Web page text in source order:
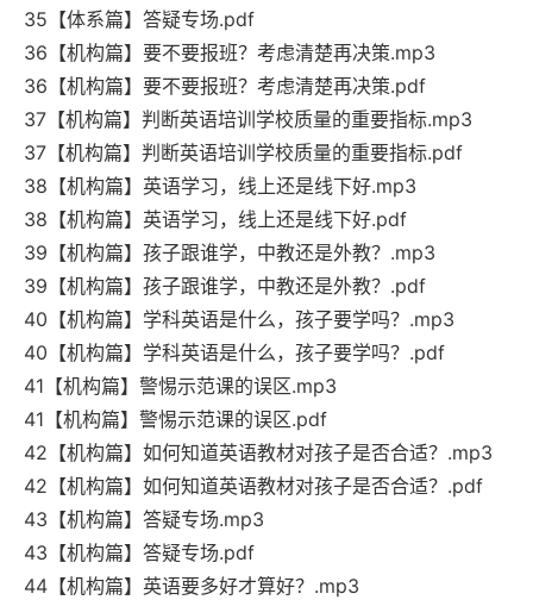
35【体系篇】答疑专场.pdf
36【机构篇】要不要报班？考虑清楚再决策.mp3
36【机构篇】要不要报班？考虑清楚再决策.pdf
37【机构篇】判断英语培训学校质量的重要指标.mp3
37【机构篇】判断英语培训学校质量的重要指标.pdf
38【机构篇】英语学习，线上还是线下好.mp3
38【机构篇】英语学习，线上还是线下好.pdf
39【机构篇】孩子跟谁学，中教还是外教？.mp3
39【机构篇】孩子跟谁学，中教还是外教？.pdf
40【机构篇】学科英语是什么，孩子要学吗？.mp3
40【机构篇】学科英语是什么，孩子要学吗？.pdf
41【机构篇】警惕示范课的误区.mp3
41【机构篇】警惕示范课的误区.pdf
42【机构篇】如何知道英语教材对孩子是否合适？.mp3
42【机构篇】如何知道英语教材对孩子是否合适？.pdf
43【机构篇】答疑专场.mp3
43【机构篇】答疑专场.pdf
44【机构篇】英语要多好才算好？.mp3